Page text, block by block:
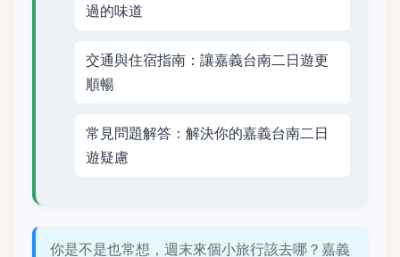
過的味道
交通與住宿指南：讓嘉義台南二日遊更
順暢
常見問題解答：解決你的嘉義台南二日
遊疑慮
你是不是也常想，週末來個小旅行該去哪？嘉義